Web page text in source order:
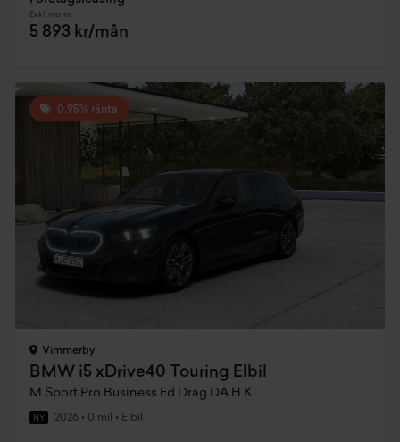
Exkl. moms
5 893 kr/mån
0,95% ränta
Vimmerby
BMW i5 xDrive40 Touring Elbil
M Sport Pro Business Ed Drag DA H K
NY 2026 • 0 mil • Elbil